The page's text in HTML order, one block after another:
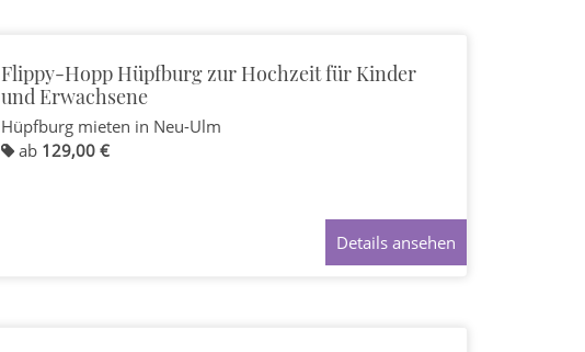
Flippy-Hopp Hüpfburg zur Hochzeit für Kinder
und Erwachsene
Hüpfburg mieten in Neu-Ulm
ab 129,00 €
Details ansehen